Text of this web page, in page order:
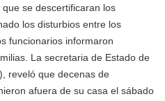
se descertificaran los
los disturbios entre los
funcionarios informaron
La secretaria de Estado de
reveló que decenas de
afuera de su casa el sábado